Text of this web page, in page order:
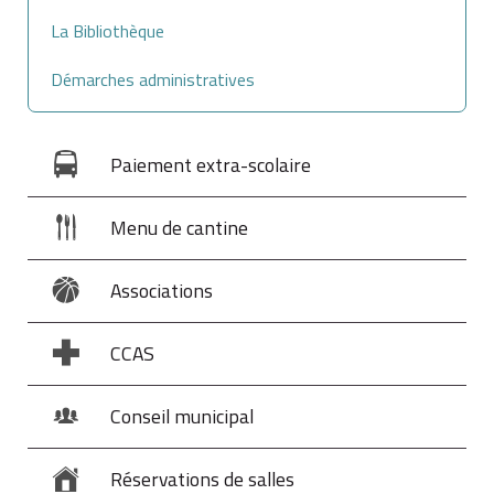
retirer le nom d'un conjoint
ajouter
certificat,
mettre à votre nom le certificat d'unvéhicule dont
vous héritez,
La Bibliothèque
Démarches administratives
Paiement extra-scolaire
Menu de cantine
Associations
CCAS
Conseil municipal
Réservations de salles